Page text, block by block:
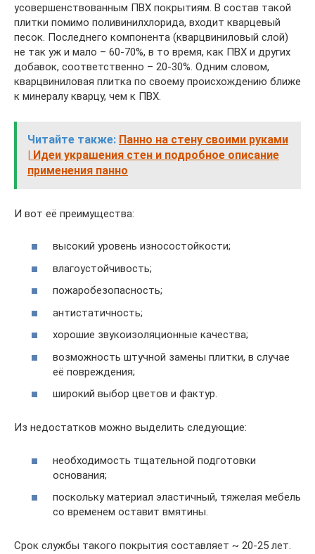
усовершенствованным ПВХ покрытиям. В состав такой
плитки помимо поливинилхлорида, входит кварцевый
песок. Последнего компонента (кварцвиниловый слой)
не так уж и мало – 60-70%, в то время, как ПВХ и других
добавок, соответственно – 20-30%. Одним словом,
кварцвиниловая плитка по своему происхождению ближе
к минералу кварцу, чем к ПВХ.
Читайте также: Панно на стену своими руками
| Идеи украшения стен и подробное описание
применения панно
И вот её преимущества:
высокий уровень износостойкости;
влагоустойчивость;
пожаробезопасность;
антистатичность;
хорошие звукоизоляционные качества;
возможность штучной замены плитки, в случае
её повреждения;
широкий выбор цветов и фактур.
Из недостатков можно выделить следующие:
необходимость тщательной подготовки
основания;
поскольку материал эластичный, тяжелая мебель
со временем оставит вмятины.
Срок службы такого покрытия составляет ~ 20-25 лет.